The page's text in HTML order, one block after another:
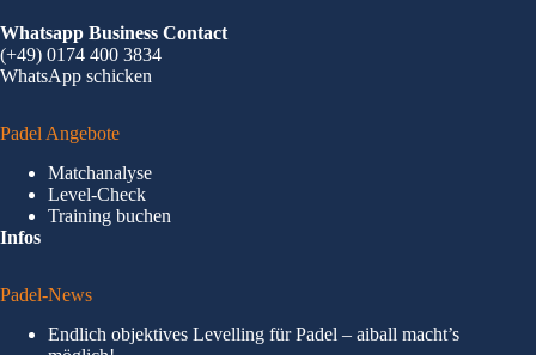
Whatsapp Business Contact
(+49) 0174 400 3834
WhatsApp schicken
Padel Angebote
Matchanalyse
Level-Check
Training buchen
Infos
Padel-News
Endlich objektives Levelling für Padel – aiball macht’s